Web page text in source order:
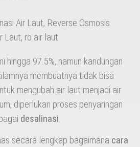
hingga 97.5%, namun kandungan
membuatnya tidak bisa
mengubah air laut menjadi air
diperlukan proses penyaringan
desalinasi.
secara lengkap bagaimana cara